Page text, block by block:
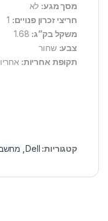
מסך מגע: לא
חריצי זכרון פנויים:
משקל בק”ג:
צבע: שחור
תקופת אחריות:
קטגוריות: Dell